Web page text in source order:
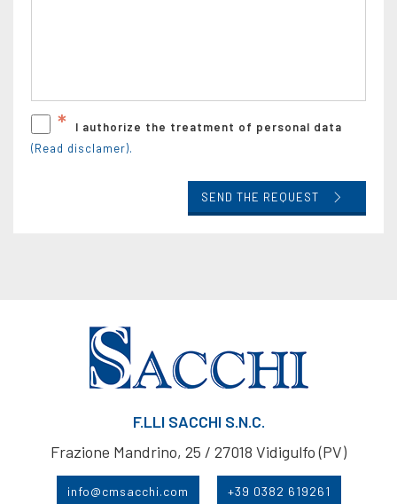
*
I authorize the treatment of personal data
(Read disclamer).
SEND THE REQUEST
F.LLI SACCHI S.N.C.
Frazione Mandrino, 25 / 27018 Vidigulfo (PV)
info@cmsacchi.com +39 0382 619261